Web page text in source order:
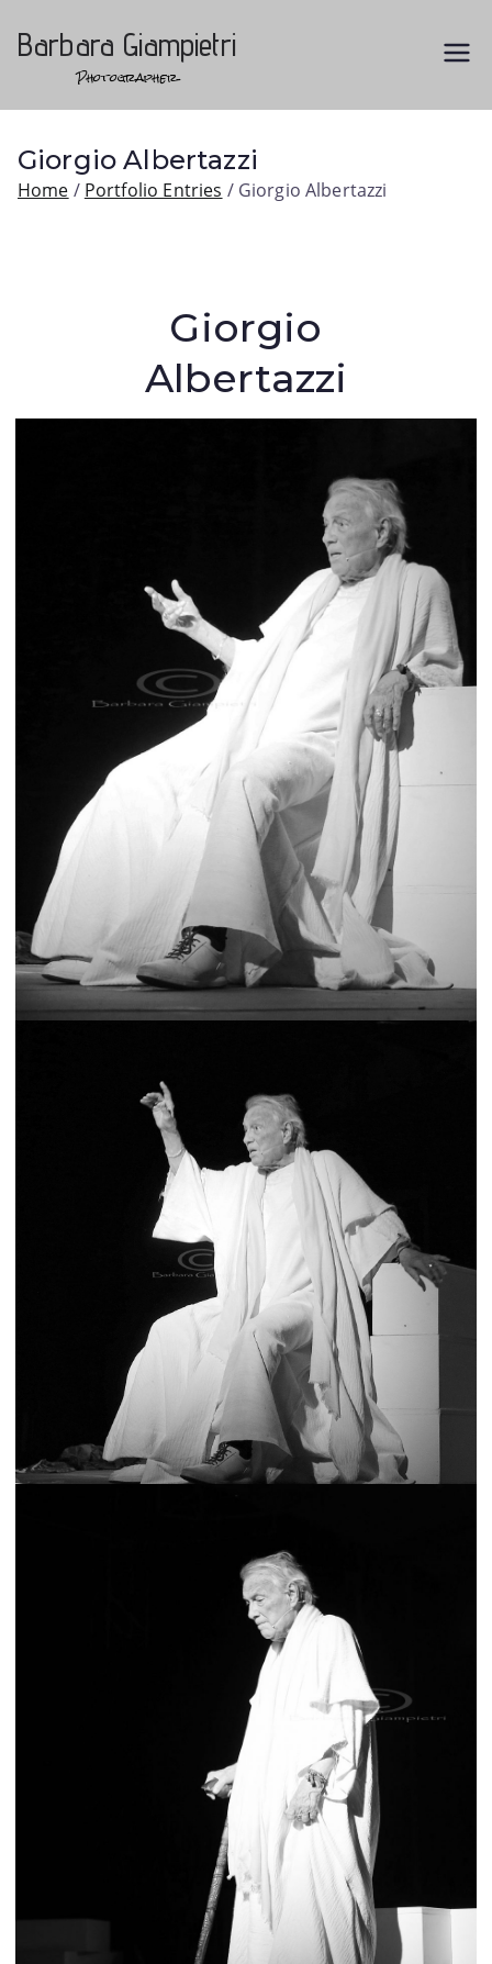
contenuto
Barbara Giampietri
Photographer
Giorgio Albertazzi
Home Portfolio Entries Giorgio Albertazzi
Giorgio
Albertazzi